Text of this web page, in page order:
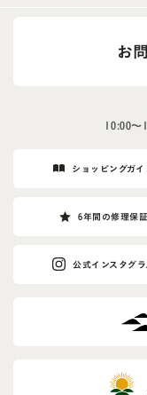
お
10:00
ショッピングガイ
6年間の修理保証
公式インスタグラ